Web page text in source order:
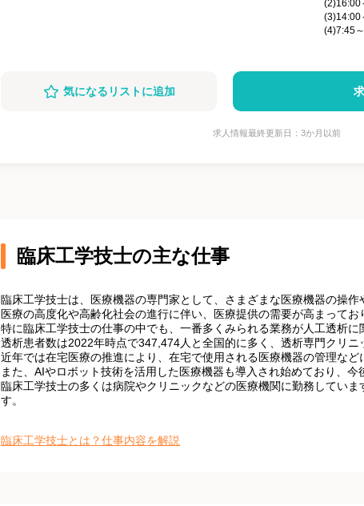
(2)16:00
(3)14:00
(4)7:45
気になるリストに追加
求人情報最終更新日：3か月以前
臨床工学技士の主な仕事
臨床工学技士は、医療機器の専門家として、さまざまな医療機器の操作
医療の高度化や高齢化社会の進行に伴い、医療提供の需要が高まってお
特に臨床工学技士の仕事の中でも、一番多くみられる業務が人工透析に
透析患者数は2022年時点で347,474人と全国的に多く、透析専門クリニ
近年では在宅医療の推進により、在宅で使用される医療機器の管理など
また、AIやロボット技術を活用した医療機器も導入され始めており、
臨床工学技士の多くは病院やクリニックなどの医療機関に勤務してい
す。
臨床工学技士とは？仕事内容を解説